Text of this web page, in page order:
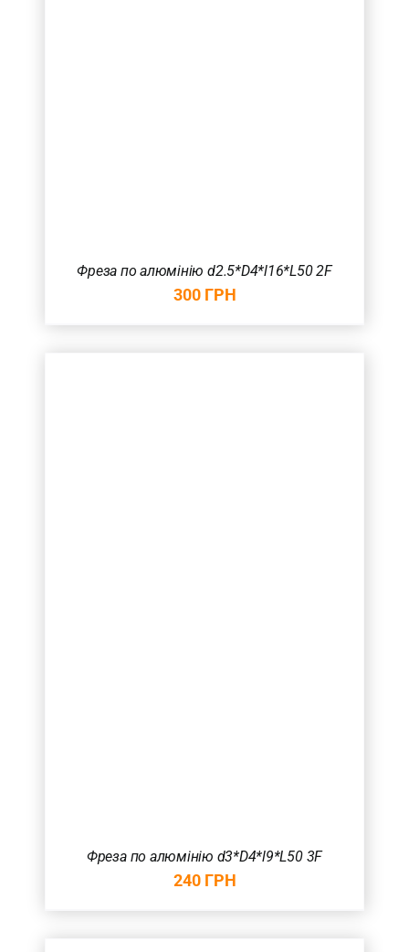
Фреза по алюмінію d2.5*D4*l16*L50 2F
300 ГРН
Фреза по алюмінію d3*D4*l9*L50 3F
240 ГРН